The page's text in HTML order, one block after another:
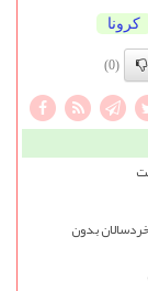
كرونا
(0)
بدون